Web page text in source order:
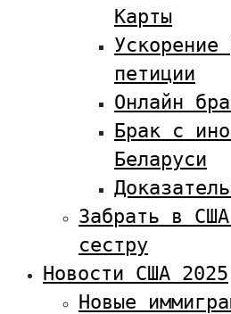
Карты
Ускорение
петиции
Онлайн
Брак с
Беларуси
Забрать в
сестру
Новости США 2025
Новые